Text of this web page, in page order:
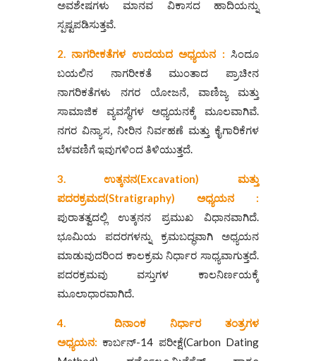
ಅವಶೇಷಗಳು ಮಾನವ ವಿಕಾಸದ ಹಾದಿಯನ್ನು
ಸ್ಪಷ್ಟಪಡಿಸುತ್ತವೆ.
2. ನಾಗರೀಕತೆಗಳ ಉದಯದ ಅಧ್ಯಯನ : ಸಿಂದೂ
ಬಯಲಿನ ನಾಗರೀಕತೆಮುಂತಾದ ಪ್ರಾಚೀನ
ನಾಗರಿಕತೆಗಳು ನಗರ ಯೋಜನೆ, ವಾಣಿಜ್ಯ ಮತ್ತು
ಸಾಮಾಜಿಕ ವ್ಯವಸ್ಥೆಗಳ ಅಧ್ಯಯನಕ್ಕೆ ಮೂಲವಾಗಿವೆ.
ನಗರ ವಿನ್ಯಾಸ, ನೀರಿನ ನಿರ್ವಹಣೆ ಮತ್ತು ಕೈಗಾರಿಕೆಗಳ
ಬೆಳವಣಿಗೆ ಇವುಗಳಿಂದ ತಿಳಿಯುತ್ತದೆ.
3. ಉತ್ಕನನ(Excavation)ಮತ್ತು
ಪದರಕ್ರಮದ(Stratigraphy) ಅಧ್ಯಯನ :
ಪುರಾತತ್ವದಲ್ಲಿ ಉತ್ಕನನ ಪ್ರಮುಖ ವಿಧಾನವಾಗಿದೆ.
ಭೂಮಿಯ ಪದರಗಳನ್ನು ಕ್ರಮಬದ್ಧವಾಗಿ ಅಧ್ಯಯನ
ಮಾಡುವುದರಿಂದ ಕಾಲಕ್ರಮ ನಿರ್ಧಾರ ಸಾಧ್ಯವಾಗುತ್ತದೆ.
ಪದರಕ್ರಮವು ವಸ್ತುಗಳ ಕಾಲನಿರ್ಣಯಕ್ಕೆ
ಮೂಲಾಧಾರವಾಗಿದೆ.
4. ದಿನಾಂಕ ನಿರ್ಧಾರತಂತ್ರಗಳ
ಅಧ್ಯಯನ: ಕಾರ್ಬನ್-14 ಪರೀಕ್ಷೆ(Carbon Dating